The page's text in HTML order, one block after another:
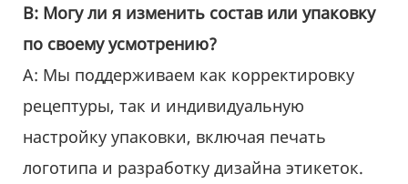
В: Могу ли я изменить состав или упаковку
по своему усмотрению?
A: Мы поддерживаем как корректировку
рецептуры, так и индивидуальную
настройку упаковки, включая печать
логотипа и разработку дизайна этикеток.